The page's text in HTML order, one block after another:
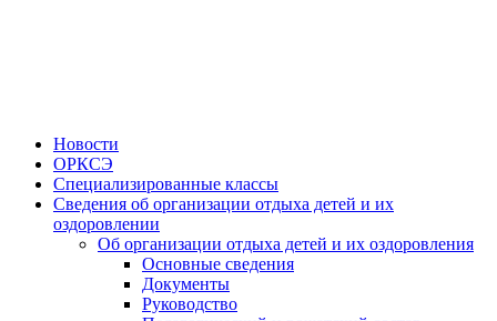
Новости
ОРКСЭ
Специализированные классы
Сведения об организации отдыха детей и их
оздоровлении
Об организации отдыха детей и их оздоровления
Основные сведения
Документы
Руководство